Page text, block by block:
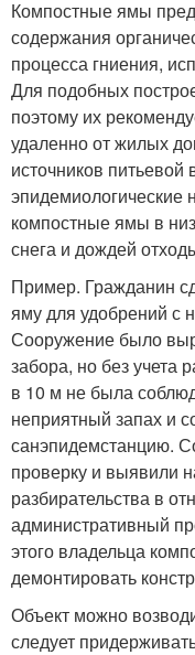
Компостные ямы
содержания
процесса гниения,
Для подобных
поэтому их
удаленно от жилых
источников
эпидемиологические
компостные ямы в
снега и дождей
Пример. Гражданин
яму для удобрений
Сооружение было
забора, но без учета
в 10 м не была
неприятный запах и
санэпидемстанцию.
проверку и выявили
разбирательства в
административный
этого владельца
демонтировать
Объект можно
следует